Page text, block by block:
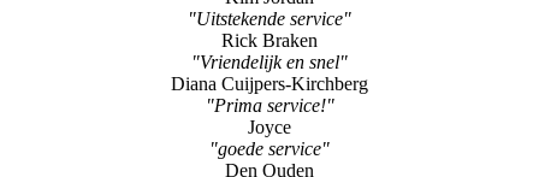
"Uitstekende service"
Rick Braken
"Vriendelijk en snel"
Diana Cuijpers-Kirchberg
"Prima service!"
Joyce
"goede service"
Den Ouden